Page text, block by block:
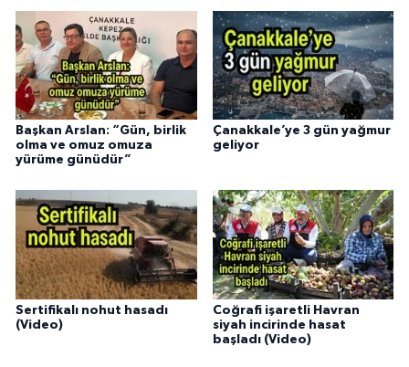
Başkan Arslan: “Gün, birlik
olma ve omuz omuza
yürüme günüdür”
Çanakkale’ye 3 gün yağmur
geliyor
Sertifikalı nohut hasadı
(Video)
Coğrafi işaretli Havran
siyah incirinde hasat
başladı (Video)